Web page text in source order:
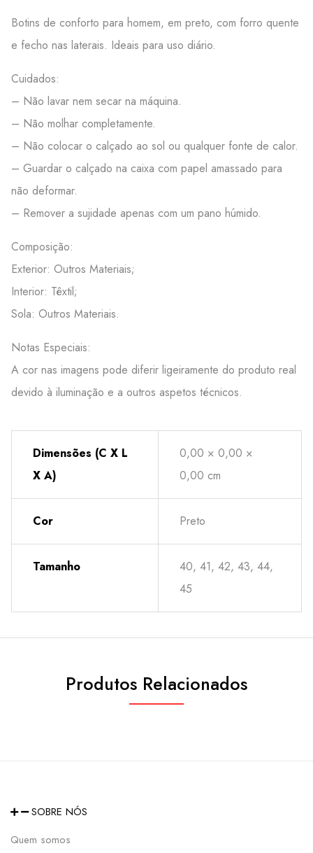
Botins de conforto para homem, em preto, com forro quente
e fecho nas laterais. Ideais para uso diário.
Cuidados:
– Não lavar nem secar na máquina.
– Não molhar completamente.
– Não colocar o calçado ao sol ou qualquer fonte de calor.
– Guardar o calçado na caixa com papel amassado para
não deformar.
– Remover a sujidade apenas com um pano húmido.
Composição:
Exterior: Outros Materiais;
Interior: Têxtil;
Sola: Outros Materiais.
Notas Especiais:
A cor nas imagens pode diferir ligeiramente do produto real
devido à iluminação e a outros aspetos técnicos.
Dimensões (C X L
X A)
0,00 × 0,00 ×
0,00 cm
Cor Preto
Tamanho
40, 41, 42, 43, 44,
45
Produtos Relacionados
SOBRE NÓS
Quem somos